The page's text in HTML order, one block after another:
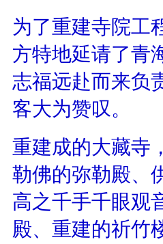
为了重建寺院工
方特地延请了青
志福远赴而来负
客大为赞叹。
重建成的大藏寺
勒佛的弥勒殿、
高之千手千眼观
殿、重建的祈竹